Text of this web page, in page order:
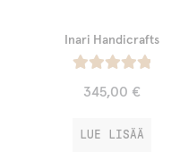
Inari Handicrafts
5.00/ 5
345,00 €
LUE LISÄÄ